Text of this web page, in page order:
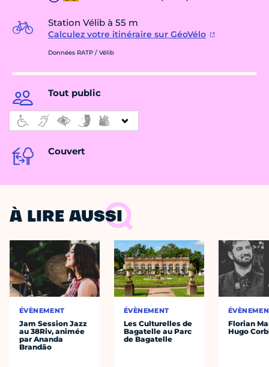
Station Vélib à 55 m
Calculez votre itinéraire sur GéoVélo
Données RATP / Vélib
Tout public
Couvert
À LIRE AUSSI
ÉVÈNEMENT
Jam Session Jazz
au 38Riv, animée
par Ananda
Brandão
ÉVÈNEMENT
Les Culturelles de
Bagatelle au Parc
de Bagatelle
Florian
Hugo